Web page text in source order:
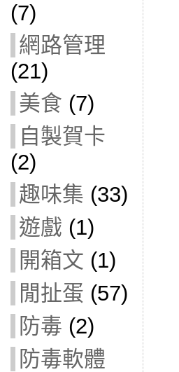
(7)
網路管理
(21)
美食 (7)
自製賀卡
(2)
趣味集 (33)
遊戲 (1)
開箱文 (1)
閒扯蛋 (57)
防毒 (2)
防毒軟體